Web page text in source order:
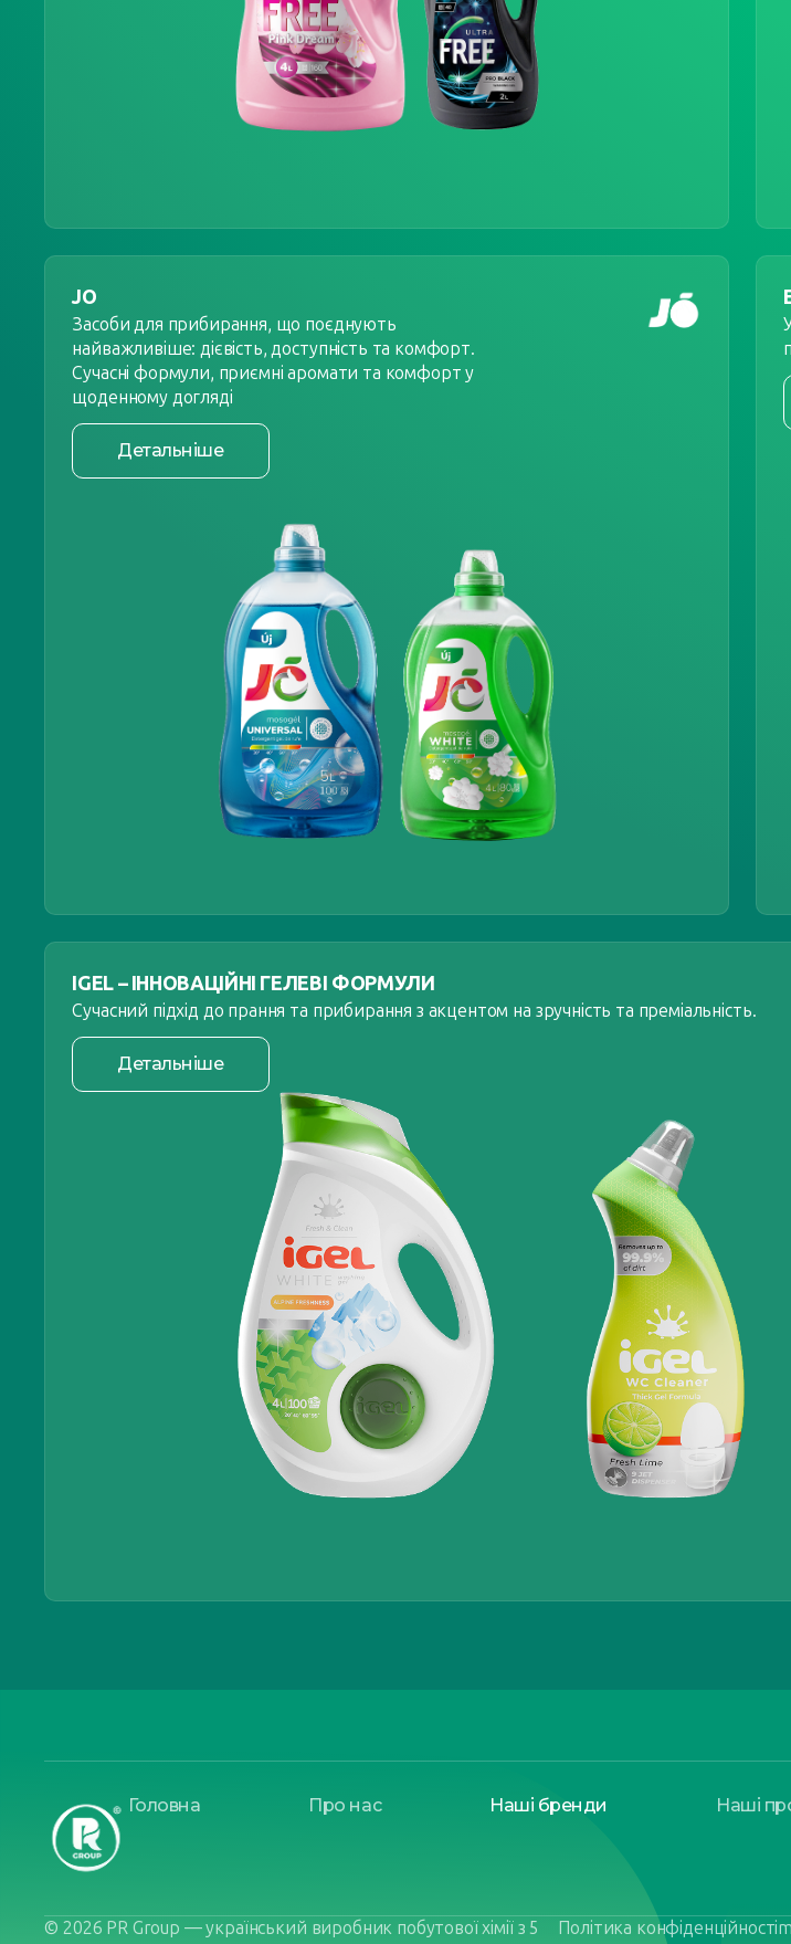
JO
Засоби для прибирання, що поєднують
найважливіше: дієвість, доступність та комфорт.
Сучасні формули, приємні аромати та комфорт у
щоденному догляді
Детальніше
IGEL – ІННОВАЦІЙНІ ГЕЛЕВІ ФОРМУЛИ
Сучасний підхід до прання та прибирання з акцентом на зручність та преміальність.
Детальніше
Головна Про нас Наші бренди Наші
© 2026 PR Group — український виробник побутової хімії з 5
Політика конфіденційності